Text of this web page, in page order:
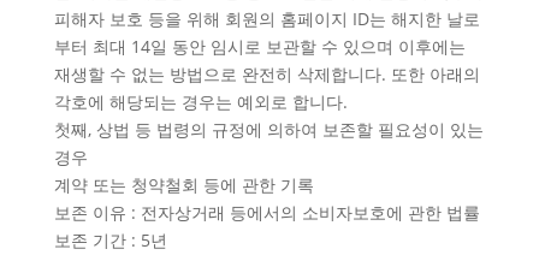
피해자 보호 등을 위해 회원의 홈페이지 ID는 해지한 날로
부터 최대 14일 동안 임시로 보관할 수 있으며 이후에는
재생할 수 없는 방법으로 완전히 삭제합니다. 또한 아래의
각호에 해당되는 경우는 예외로 합니다.
첫째, 상법 등 법령의 규정에 의하여 보존할 필요성이 있는
경우
계약 또는 청약철회 등에 관한 기록
보존 이유 : 전자상거래 등에서의 소비자보호에 관한 법률
보존 기간 : 5년